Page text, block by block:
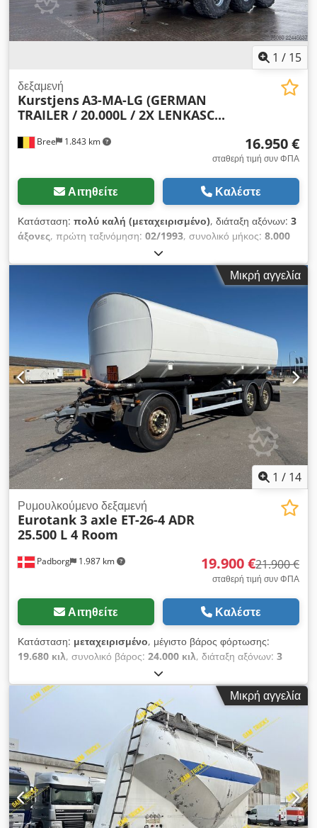
1 / 15
Bree 1.843 km
δεξαμενή
KurstjensA3-MA-LG (GERMAN
TRAILER / 20.000L / 2X LENKASC...
16.950 €
σταθερή τιμή συν ΦΠΑ
Αιτηθείτε Καλέστε
Κατάσταση: πολύ καλή (μεταχειρισμένο), διάταξη αξόνων: 3
άξονες, πρώτη ταξινόμηση: 02/1993, συνολικό μήκος: 8.000
2.500 χιλ.
ανάρτηση:αέρας, κατάσταση ελαστικών:50 ποσοστό,
, Προφίλ ελαστικών:
50% Ανάρτηση: Αερανάρτηση Οπίσθιος άξονας 1:
Κατευθυνόμενος Οπίσθιος άξονας 2: Κατευθυνόμενος
Κατάλληλο για χρήση σε: Γεωργικά μηχανήματα Crjdszp
Uwgopfx Abfjf Τεχνική κατάσταση: Πολύ καλή Οπτική
κατάσταση: Πολύ καλή
Μικρή αγγελία
1 / 14
Padborg 1.987 km
Ρυμουλκούμενο δεξαμενή
Eurotank 3 axle ET-26-4 ADR
25.500 L 4 Room
19.900 €21.900 €
σταθερή τιμή συν ΦΠΑ
Αιτηθείτε Καλέστε
Κατάσταση: μεταχειρισμένο, μέγιστο βάρος φόρτωσης:
19.680 κιλ, συνολικό βάρος: 24.000 κιλ, διάταξη αξόνων: 3
06/2009
Εξοπλισμός:ABS, Κατασκευαστής: Eurotank Μοντέλο: 3-
άξονο ET-26-4 ADR 25.500 L 4 διαμερίσματα Έτος: 2009
Κατάσταση: Καλή Αριθμός πλαισίου: YF908S16S95049774
Αριθ. αναφοράς: 7832 Ημερ. 1ης άδειας: 30.06.2009
Δισκόφρενα: ; ABS: ; Οπίσθιοι άξονες: SAF Ανάρτηση:
Αερόσουστα Μέγεθος ελαστικών: 385/55R22,5 Υπόλοιπο
πέλματος ελαστικών: 20%-40%-40% Εργαλειοθήκη: ; Μεικτό
βάρος: 24.000 Kg Καθαρό βάρος: 4.320 Kg Ωφέλιμο φορτίο:
19.680 Kg Cjdpfx Aewlydysbforf Δεξαμενή: 25.500 L
Διαμερίσματα: 4 (10.000 L + 5.000 L + 5.000 L + 5.000 L)
Μικρή αγγελία